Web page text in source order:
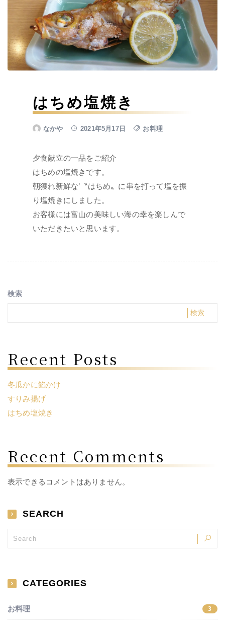
はちめ塩焼き
なかや 2021年5月17日 お料理
夕食献立の一品をご紹介
はちめの塩焼きです。
朝獲れ新鮮な’〝はちめ〟に串を打って塩を振
り塩焼きにしました。
お客様には富山の美味しい海の幸を楽しんで
いただきたいと思います。
検索
検索
Recent Posts
冬瓜かに餡かけ
すりみ揚げ
はちめ塩焼き
Recent Comments
表示できるコメントはありません。
SEARCH
CATEGORIES
お料理 3